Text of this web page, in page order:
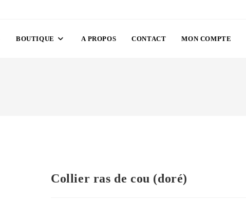
BOUTIQUE A PROPOS CONTACT MON COMPTE
Collier ras de cou (doré)